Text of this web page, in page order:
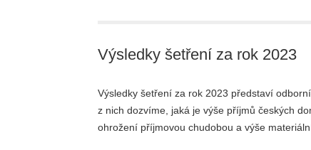
Výsledky šetření za rok 2023
Výsledky šetření za rok 2023 představí
z nich dozvíme, jaká je výše příjmů českých
ohrožení příjmovou chudobou a výše